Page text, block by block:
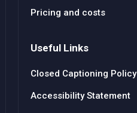
Pricing and costs
Useful Links
Closed Captioning Policy
Accessibility Statement